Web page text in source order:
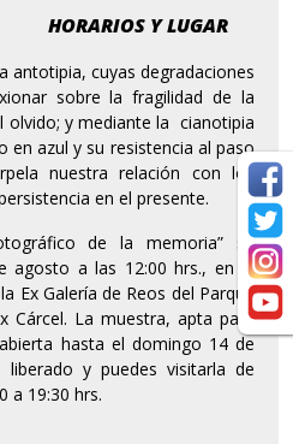
HORARIOS Y LUGAR
antotipia, cuyas degradaciones
sobre la fragilidad de la
olvido; y mediante la cianotipia
en azul y su resistencia al paso
nuestra relación con los
en el presente.
de la memoria” se
agosto a las 12:00 hrs., en el
Ex Galería de Reos del Parque
Cárcel. La muestra, apta para
hasta el domingo 14 de
liberado y puedes visitarla de
a 19:30 hrs.